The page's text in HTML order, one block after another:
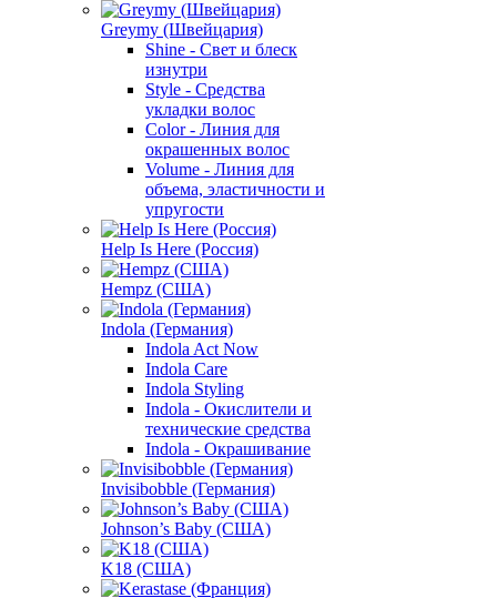
Greymy (Швейцария)
Shine - Свет и блеск
изнутри
Style - Средства
укладки волос
Color - Линия для
окрашенных волос
Volume - Линия для
объема, эластичности и
упругости
Help Is Here (Россия)
Hempz (США)
Indola (Германия)
Indola Act Now
Indola Care
Indola Styling
Indola - Окислители и
технические средства
Indola - Окрашивание
Invisibobble (Германия)
Johnson’s Baby (США)
K18 (США)